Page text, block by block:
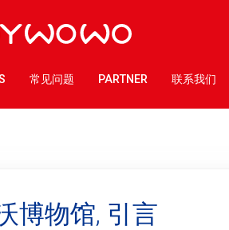
常见问题 PARTNER 联系我们
博物馆, 引言